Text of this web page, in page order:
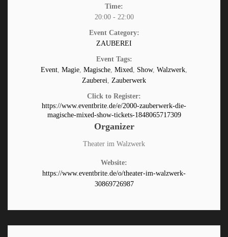
Time:
20:00 - 22:00
Event Category:
ZAUBEREI
Event Tags:
Event, Magie, Magische, Mixed, Show, Walzwerk,
Zauberei, Zauberwerk
Click to Register:
https://www.eventbrite.de/e/2000-zauberwerk-die-
magische-mixed-show-tickets-1848065717309
Organizer
Theater im Walzwerk
Website:
https://www.eventbrite.de/o/theater-im-walzwerk-
30869726987